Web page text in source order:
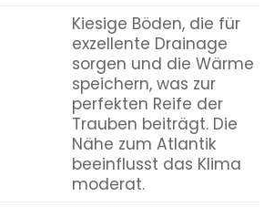
Kiesige Böden, die für
exzellente Drainage
sorgen und die Wärme
speichern, was zur
perfekten Reife der
Trauben beiträgt. Die
Nähe zum Atlantik
beeinflusst das Klima
moderat.